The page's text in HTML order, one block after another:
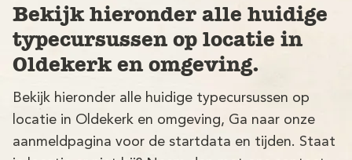
Bekijk hieronder alle huidige
typecursussen op locatie in
Oldekerk en omgeving.
Bekijk hieronder alle huidige typecursussen op
locatie in Oldekerk en omgeving, Ga naar onze
aanmeldpagina voor de startdata en tijden. Staat